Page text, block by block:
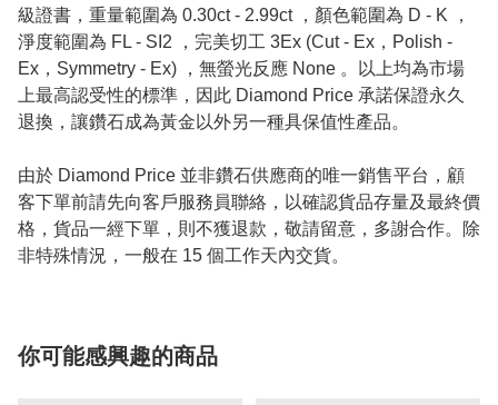
級證書，重量範圍為 0.30ct - 2.99ct ，顏色範圍為 D - K ，
淨度範圍為 FL - SI2 ，完美切工 3Ex (Cut - Ex，Polish -
Ex，Symmetry - Ex) ，無螢光反應 None 。以上均為市場
上最高認受性的標準，因此 Diamond Price 承諾保證永久
退換，讓鑽石成為黃金以外另一種具保值性產品。
由於 Diamond Price 並非鑽石供應商的唯一銷售平台，顧
客下單前請先向客戶服務員聯絡，以確認貨品存量及最終價
格，貨品一經下單，則不獲退款，敬請留意，多謝合作。除
非特殊情況，一般在 15 個工作天內交貨。
你可能感興趣的商品